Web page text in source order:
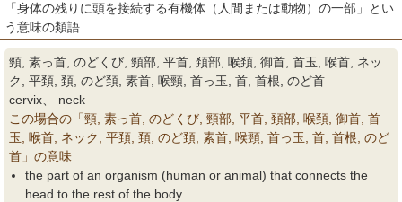
「身体の残りに頭を接続する有機体（人間または動物）の一部」とい
う意味の類語
頸, 素っ首, のどくび, 頸部, 平首, 頚部, 喉頚, 御首, 首玉, 喉首, ネッ
ク, 平頚, 頚, のど頚, 素首, 喉頸, 首っ玉, 首, 首根, のど首
cervix、 neck
この場合の「頸, 素っ首, のどくび, 頸部, 平首, 頚部, 喉頚, 御首, 首
玉, 喉首, ネック, 平頚, 頚, のど頚, 素首, 喉頸, 首っ玉, 首, 首根, のど
首」の意味
the part of an organism (human or animal) that connects the
head to the rest of the body